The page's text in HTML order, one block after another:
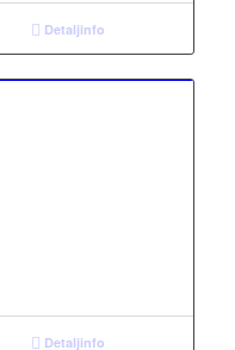
Detaljinfo
Detaljinfo